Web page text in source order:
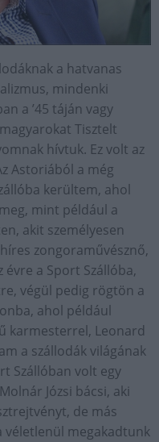
a hatvanas
mindenki
a ’45 táján vagy
Tisztelt
hívtuk. Ez volt az
Astoriából a még
kerültem, ahol
mint például a
akit személyesen
zongoraművésznő,
a Sport Szállóba,
végül pedig rögtön a
ahol például
karmesterrel, Leonard
a szállodák világának
Szállóban volt egy
Józsi bácsi, aki
de más
véletlenül megakadtunk